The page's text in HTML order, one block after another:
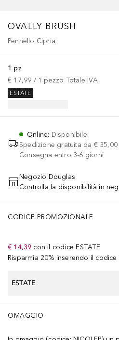
OVALLY BRUSH
Pennello Cipria
1 pz
€ 17,99 / 1 pezzo Totale IVA
ESTATE
Online: Disponibile
Spedizione gratuita da € 35,00
Consegna entro 3-6 giorni
AGGIUNGI AL
Negozio Douglas
Controlla la disponibilità in
CODICE PROMOZIONALE
€ 14,39 con il codice ESTATE
Risparmia 20% inserendo il codice
ESTATE
OMAGGIO